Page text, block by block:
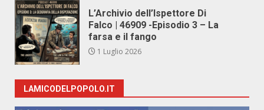
L’Archivio dell’Ispettore Di
Falco | 46909 -Episodio 3 – La
farsa e il fango
1 Luglio 2026
LAMICODELPOPOLO.IT